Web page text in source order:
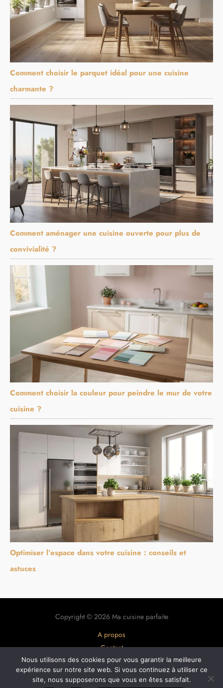
Comment choisir le parquet idéal pour une cuisine
charmante ?
Comment aménager une cuisine ouverte pour plus de
convivialité ?
Comment choisir la couleur pour peindre le mur de votre
cuisine ?
Optimiser l’espace dans votre cuisine : conseils et
astuces
Copyright © 2026 Ma cuisine parfaite
A propos
Contact
Plan du site
Mentions légales
Nous utilisons des cookies pour vous garantir la meilleure
expérience sur notre site web. Si vous continuez à utiliser ce
site, nous supposerons que vous en êtes satisfait.